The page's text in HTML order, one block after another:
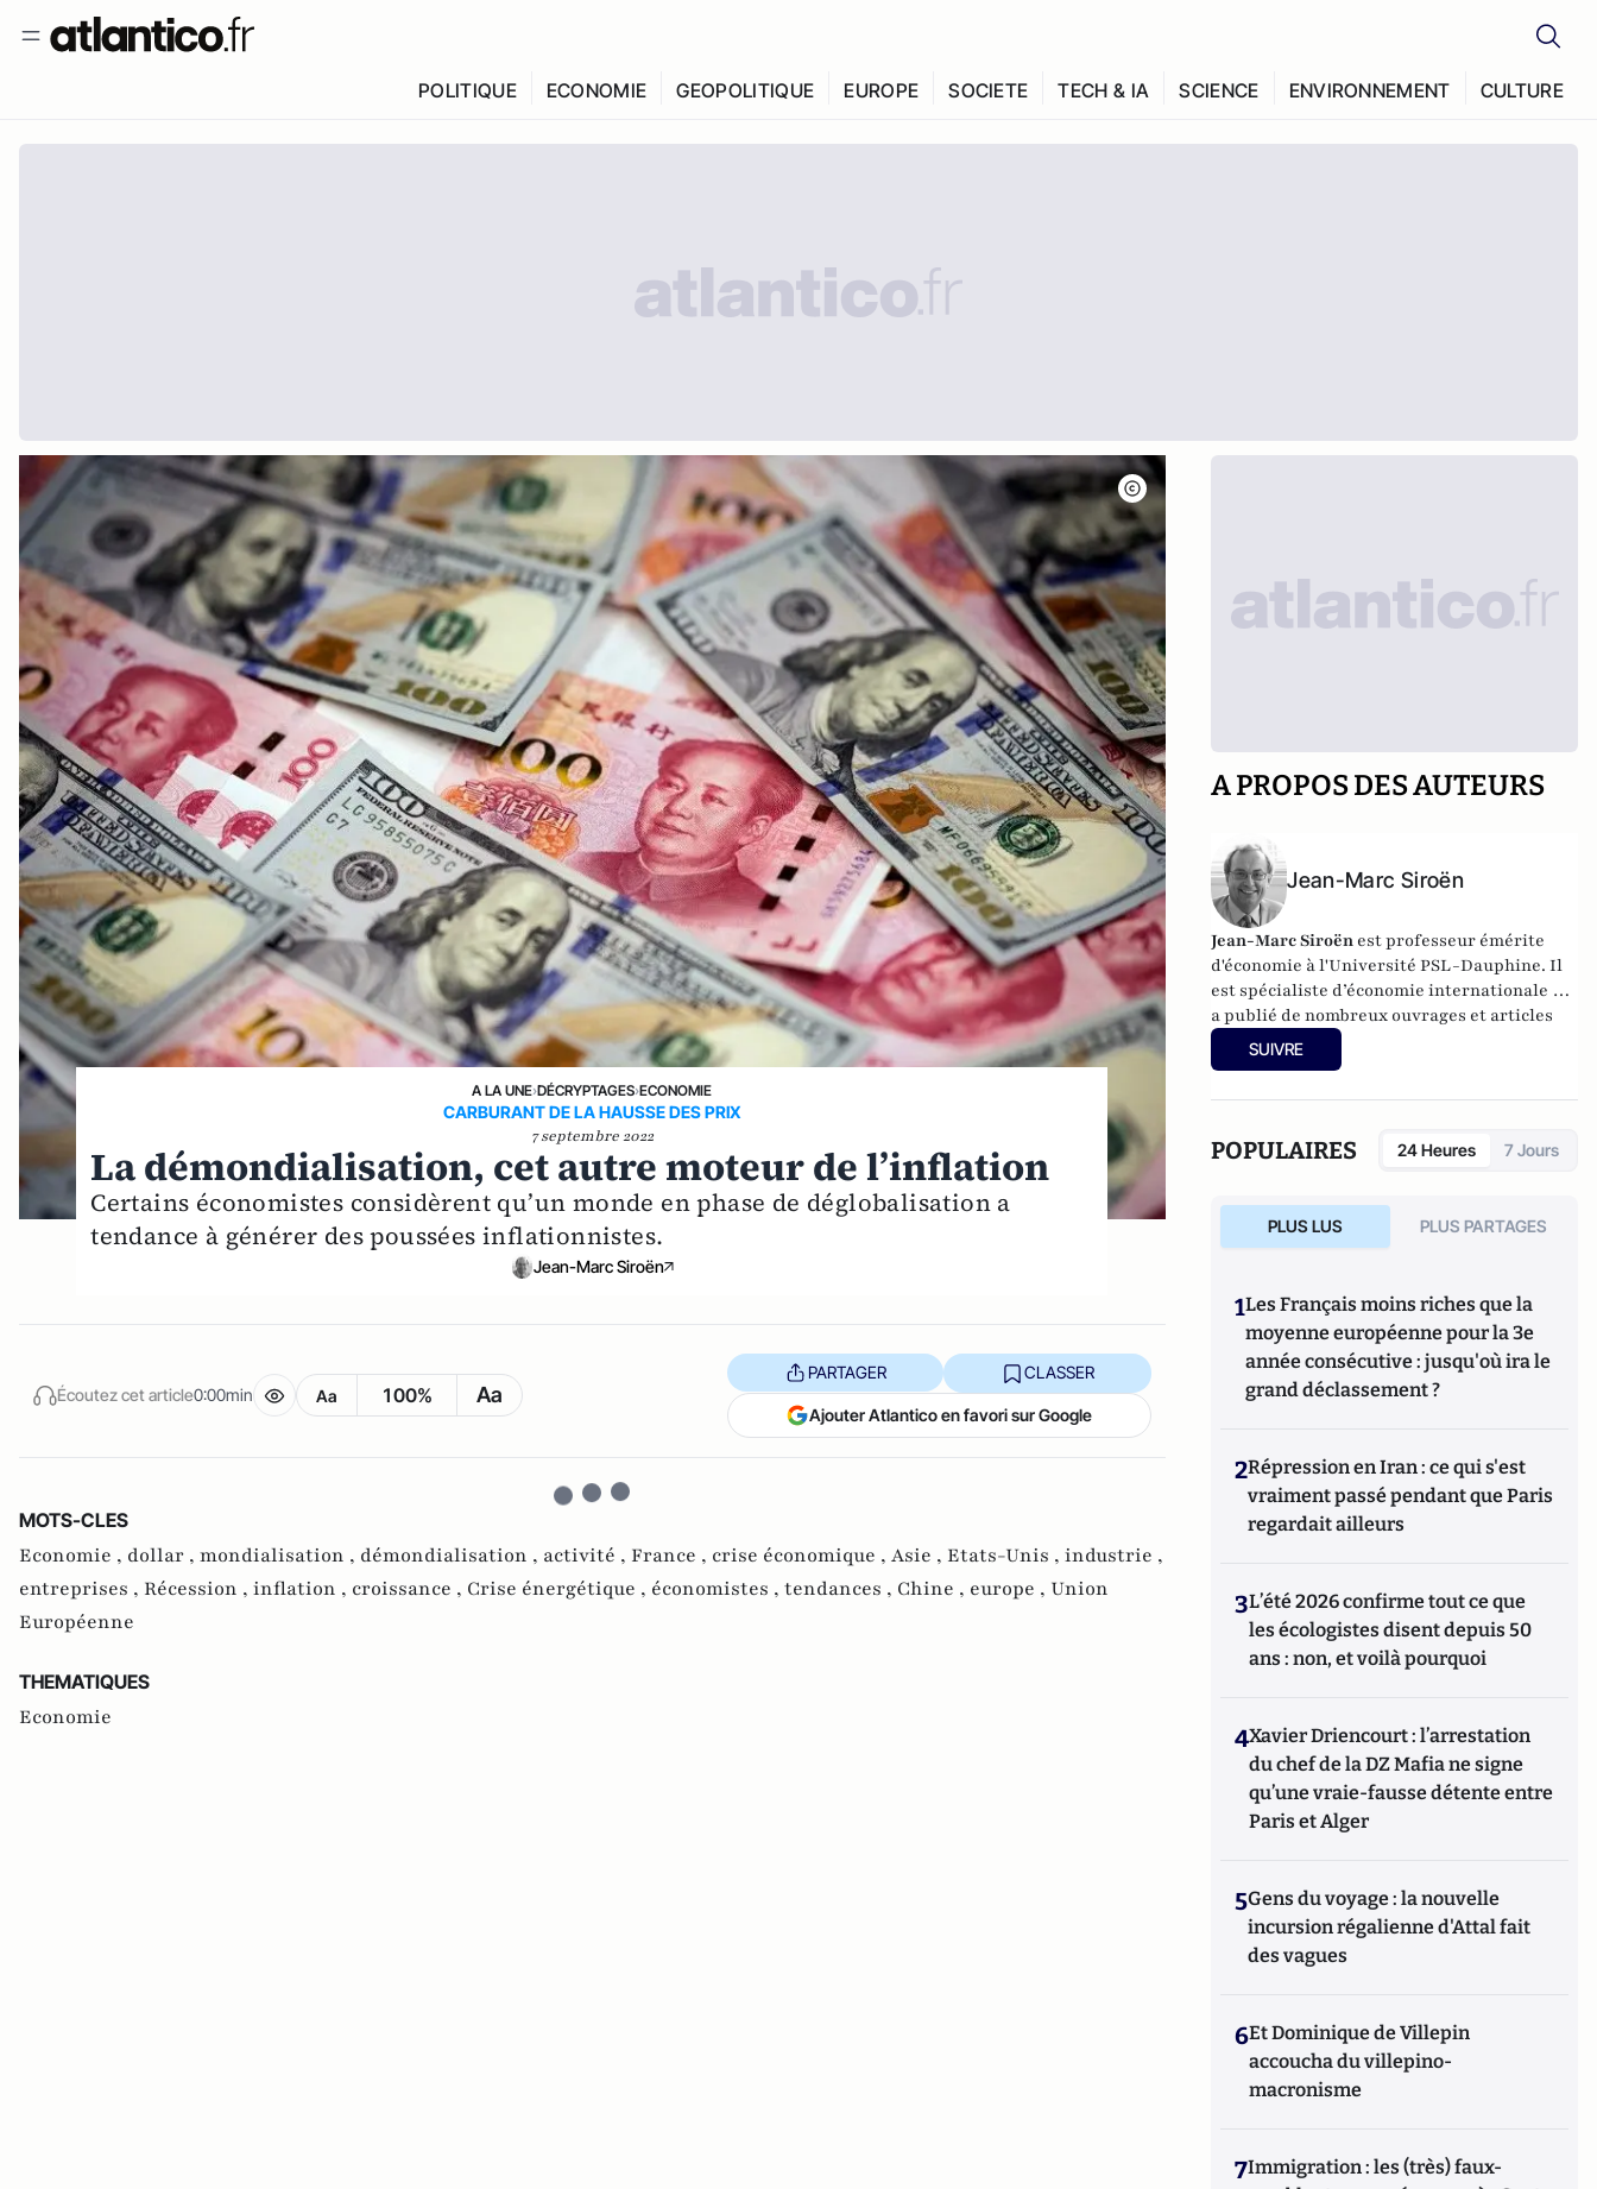
POLITIQUE ECONOMIE GEOPOLITIQUE EUROPE SOCIETE TECH & IA SCIENCE ENVIRONNEMENT CULTURE
A LA UNE›DÉCRYPTAGES›ECONOMIE
CARBURANT DE LA HAUSSE DES PRIX
7 septembre 2022
La démondialisation, cet autre moteur de l’inflation
Certains économistes considèrent qu’un monde en phase de déglobalisation a
tendance à générer des poussées inflationnistes.
Jean-Marc Siroën
Écoutez cet article0:00min Aa 100% Aa
PARTAGER CLASSER
Ajouter Atlantico en favori sur Google
MOTS-CLES
Economie , dollar , mondialisation , démondialisation , activité , France , crise économique , Asie , Etats-Unis , industrie ,
entreprises , Récession , inflation , croissance , Crise énergétique , économistes , tendances , Chine , europe , Union
Européenne
THEMATIQUES
Economie
A PROPOS DES AUTEURS
Jean-Marc Siroën
Jean-Marc Siroën est professeur émérite
d'économie à l'Université PSL-Dauphine. Il
est spécialiste d’économie internationale et
a publié de nombreux ouvrages et articles
sur la mondialisation. Il est également
l'auteur d'un récit romancé (en trois tomes)
marcsiroen.dauphine.
fr
SUIVRE
POPULAIRES 24 Heures 7 Jours
PLUS LUS PLUS PARTAGES
1Les Français moins riches que la
moyenne européenne pour la 3e
année consécutive : jusqu'où ira le
grand déclassement ?
2Répression en Iran : ce qui s'est
vraiment passé pendant que Paris
regardait ailleurs
3L’été 2026 confirme tout ce que
les écologistes disent depuis 50
ans : non, et voilà pourquoi
4Xavier Driencourt : l’arrestation
du chef de la DZ Mafia ne signe
qu’une vraie-fausse détente entre
Paris et Alger
5Gens du voyage : la nouvelle
incursion régalienne d'Attal fait
des vagues
6Et Dominique de Villepin
accoucha du villepino-
macronisme
7Immigration : les (très) faux-